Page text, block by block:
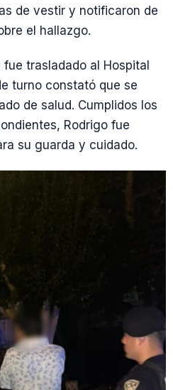
de vestir y notificaron de
el hallazgo.
trasladado al Hospital
turno constató que se
de salud. Cumplidos los
Rodrigo fue
su guarda y cuidado.